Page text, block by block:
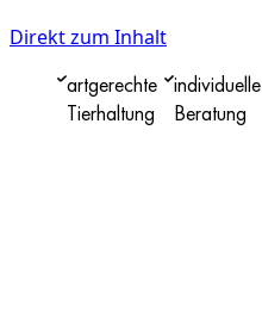
Direkt zum Inhalt
artgerechte
Tierhaltung
individuelle
Beratung